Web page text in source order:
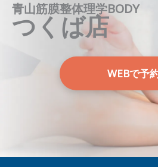
青山筋膜整体理学BODY
つくば店
WEBで予